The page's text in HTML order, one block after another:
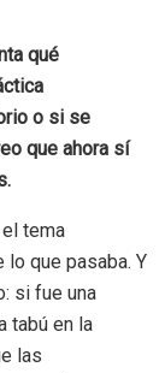
qué
o si se
que ahora sí
tema
que pasaba. Y
si fue una
tabú en la
las